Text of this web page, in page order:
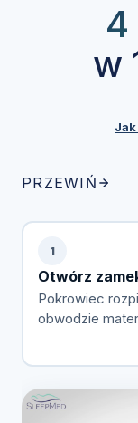
4
w
pokrowiec z
PRZEWIŃ
1
Otwórz
Pokrowiec
obwodzie